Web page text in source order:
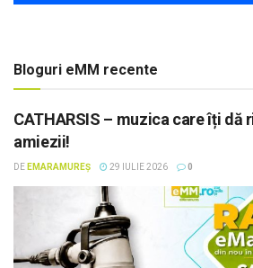
Bloguri eMM recente
CATHARSIS – muzica care îți dă
amiezii!
DE EMARAMUREȘ 29 IULIE 2026 0